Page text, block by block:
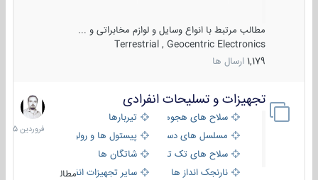
مطالب مرتبط با انواع وسایل و لوازم مخابراتی و ...
Terrestrial , Geocentric Electronics
1,179 ارسال ها
تجهیزات و تسلیحات انفرادی
سلاح های هجومی
تیربارها
مسلسل های دستی
پیستول ها و رولورها
سلاح های تک تیر اندازیشاتگان ها
نارنجک انداز ها
سایر تجهیزات انفرادی
مطال
17
فروردین
1405